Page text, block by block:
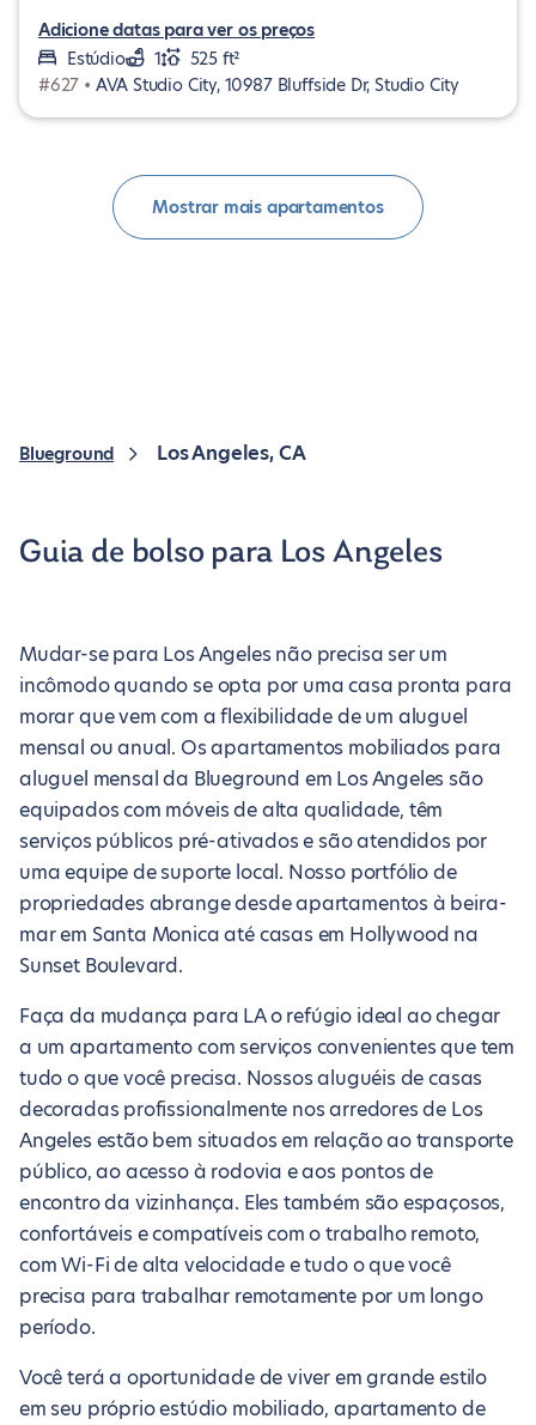
Adicione datas para ver os preços
Estúdio
1
525 ft²
#627 • AVA Studio City, 10987 Bluffside Dr, Studio City
Mostrar mais apartamentos
Blueground Los Angeles, CA
Guia de bolso para Los Angeles
Mudar-se para Los Angeles não precisa ser um
incômodo quando se opta por uma casa pronta para
morar que vem com a flexibilidade de um aluguel
mensal ou anual. Os apartamentos mobiliados para
aluguel mensal da Blueground em Los Angeles são
equipados com móveis de alta qualidade, têm
serviços públicos pré-ativados e são atendidos por
uma equipe de suporte local. Nosso portfólio de
propriedades abrange desde apartamentos à beira-
mar em Santa Monica até casas em Hollywood na
Sunset Boulevard.
Faça da mudança para LA o refúgio ideal ao chegar
a um apartamento com serviços convenientes que tem
tudo o que você precisa. Nossos aluguéis de casas
decoradas profissionalmente nos arredores de Los
Angeles estão bem situados em relação ao transporte
público, ao acesso à rodovia e aos pontos de
encontro da vizinhança. Eles também são espaçosos,
confortáveis e compatíveis com o trabalho remoto,
com Wi-Fi de alta velocidade e tudo o que você
precisa para trabalhar remotamente por um longo
período.
Você terá a oportunidade de viver em grande estilo
em seu próprio estúdio mobiliado, apartamento de